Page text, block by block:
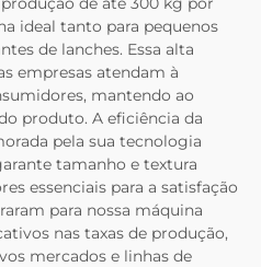
ideal tanto para pequenos
de lanches. Essa alta
empresas atendam à
mantendo ao
produto. A eficiência da
pela sua tecnologia
tamanho e textura
essenciais para a satisfação
para nossa máquina
nas taxas de produção,
mercados e linhas de